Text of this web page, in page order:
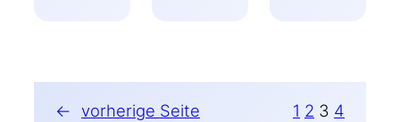
← vorherige Seite 1 2 3 4